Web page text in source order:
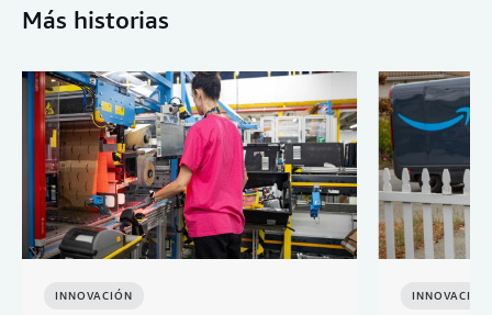
Más historias
INNOVACIÓN INNOVACIÓN